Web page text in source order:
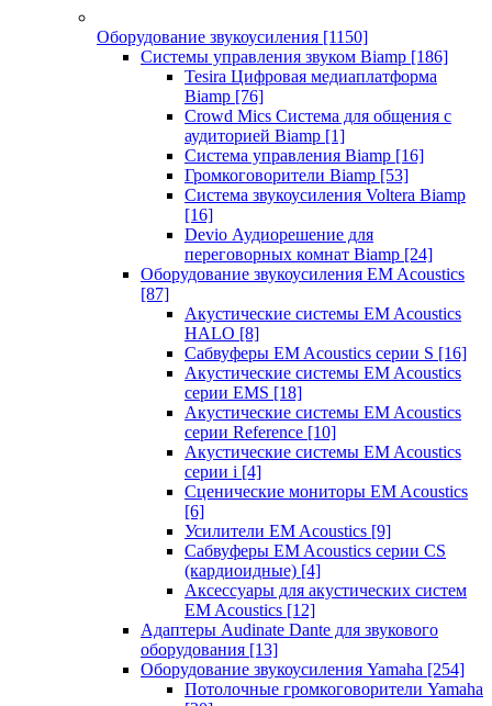
Оборудование звукоусиления [1150]
Системы управления звуком Biamp [186]
Tesira Цифровая медиаплатформа
Biamp [76]
Crowd Mics Система для общения с
аудиторией Biamp [1]
Система управления Biamp [16]
Громкоговорители Biamp [53]
Система звукоусиления Voltera Biamp
[16]
Devio Аудиорешение для
переговорных комнат Biamp [24]
Оборудование звукоусиления EM Acoustics
[87]
Акустические системы EM Acoustics
HALO [8]
Сабвуферы EM Acoustics серии S [16]
Акустические системы EM Acoustics
серии EMS [18]
Акустические системы EM Acoustics
серии Reference [10]
Акустические системы EM Acoustics
серии i [4]
Сценические мониторы EM Acoustics
[6]
Усилители EM Acoustics [9]
Сабвуферы EM Acoustics серии CS
(кардиоидные) [4]
Аксессуары для акустических систем
EM Acoustics [12]
Адаптеры Audinate Dante для звукового
оборудования [13]
Оборудование звукоусиления Yamaha [254]
Потолочные громкоговорители Yamaha